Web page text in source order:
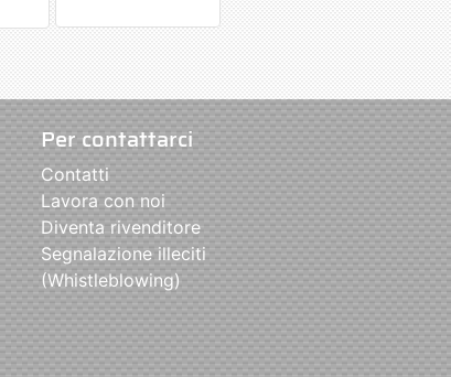
Per contattarci
Contatti
Lavora con noi
Diventa rivenditore
Segnalazione illeciti
(Whistleblowing)